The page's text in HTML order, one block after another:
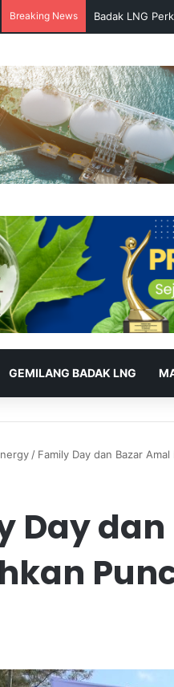
Breaking News Badak LNG
GEMILANG BADAK LNG
/ Family Day dan Bazar
Day